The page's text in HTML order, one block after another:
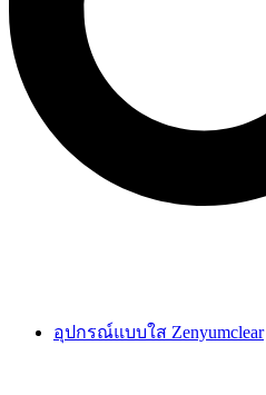
อุปกรณ์แบบใส Zenyumclear